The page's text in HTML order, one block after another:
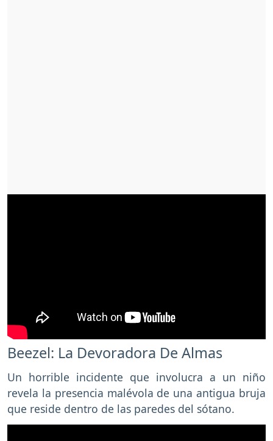
Beezel: La Devoradora De Almas
Un horrible incidente que involucra a un niño
revela la presencia malévola de una antigua bruja
que reside dentro de las paredes del sótano.